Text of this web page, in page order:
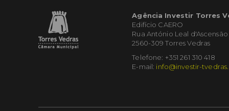
Agência Investir Torres
Edifício CAERO
Rua António Leal d'Ascensão
2560-309 Torres Vedras
Telefone: +351 261 310 418
E-mail: info@investir-